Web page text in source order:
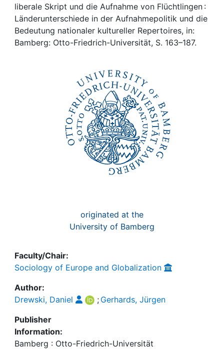
Help
liberale Skript und die Aufnahme von Flüchtlingen :
Länderunterschiede in der Aufnahmepolitik und die
Bedeutung nationaler kultureller Repertoires, in:
Bamberg: Otto-Friedrich-Universität, S. 163–187.
originated at the
University of Bamberg
Faculty/Chair:
Sociology of Europe and Globalization
Author:
Drewski, Daniel
; Gerhards, Jürgen
Publisher
Information:
Bamberg : Otto-Friedrich-Universität